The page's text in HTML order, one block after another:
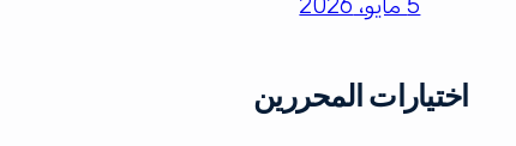
اختيارات المحررين